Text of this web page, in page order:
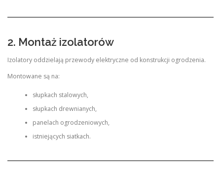
2. Montaż izolatorów
Izolatory oddzielają przewody elektryczne od konstrukcji ogrodzenia.
Montowane są na:
słupkach stalowych,
słupkach drewnianych,
panelach ogrodzeniowych,
istniejących siatkach.